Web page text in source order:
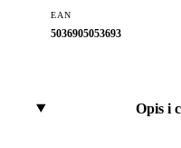
EAN
5036905053693
Opis i